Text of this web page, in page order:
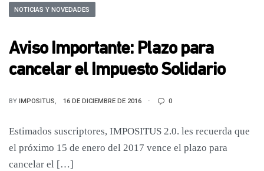
NOTICIAS Y NOVEDADES
Aviso Importante: Plazo para
cancelar el Impuesto Solidario
BY IMPOSITUS 16 DE DICIEMBRE DE 2016 0
Estimados suscriptores, IMPOSITUS 2.0. les recuerda que
el próximo 15 de enero del 2017 vence el plazo para
cancelar el […]